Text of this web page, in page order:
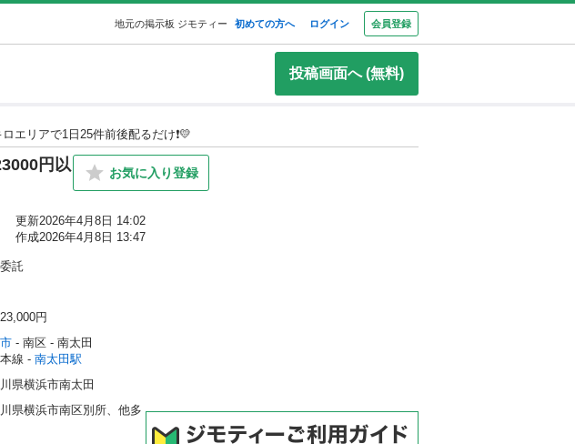
地元の掲示板 ジモティー 初めての方へ ログイン 会員登録
投稿画面へ (無料)
エリアで1日25件前後配るだけ❗️💛
円以
お気に入り登録
更新2026年4月8日 14:02
作成2026年4月8日 13:47
託
円
- 南区 - 南太田
線 - 南太田駅
県横浜市南太田
県横浜市南区別所、他多